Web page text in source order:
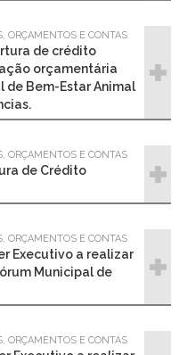
ORÇAMENTOS E CONTAS
de crédito
orçamentária
de Bem-Estar Animal
ORÇAMENTOS E CONTAS
de Crédito
ORÇAMENTOS E CONTAS
Executivo a realizar
Municipal de
ORÇAMENTOS E CONTAS